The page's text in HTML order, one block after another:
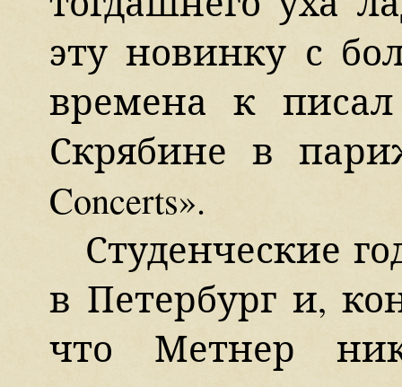
эту новинку с
времена к
Скрябине в
Concerts».
Студенческие
в Петербург и,
что Метнер